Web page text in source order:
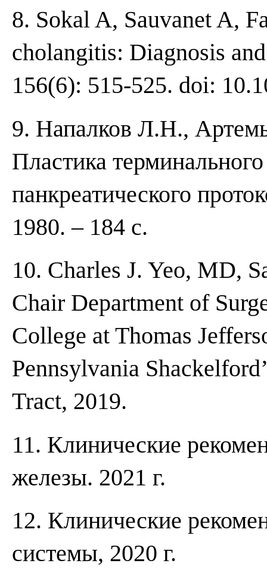
8. Sokal A, Sauvanet A,
cholangitis: Diagnosis
156(6): 515-525. doi:
9. Напалков Л.Н.,
Пластика
панкреатического
1980. – 184 с.
10. Charles J. Yeo, MD,
Chair Department of
College at Thomas
Pennsylvania
Tract, 2019.
11. Клинические
железы. 2021 г.
12. Клинические
системы, 2020 г.